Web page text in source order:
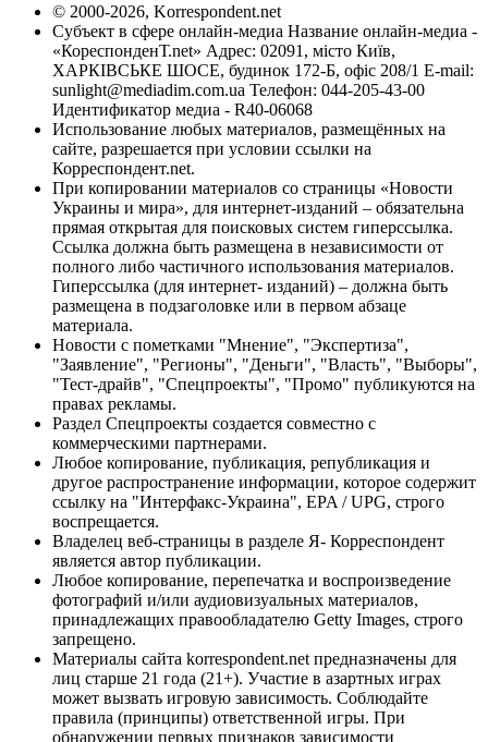
© 2000-2026, Korrespondent.net
Субъект в сфере онлайн-медиа Название онлайн-медиа -
«КореспонденТ.net» Адрес: 02091, місто Київ,
ХАРКІВСЬКЕ ШОСЕ, будинок 172-Б, офіс 208/1 E-mail:
sunlight@mediadim.com.ua Телефон: 044-205-43-00
Идентификатор медиа - R40-06068
Использование любых материалов, размещённых на
сайте, разрешается при условии ссылки на
Корреспондент.net.
При копировании материалов со страницы «Новости
Украины и мира», для интернет-изданий – обязательна
прямая открытая для поисковых систем гиперссылка.
Ссылка должна быть размещена в независимости от
полного либо частичного использования материалов.
Гиперссылка (для интернет- изданий) – должна быть
размещена в подзаголовке или в первом абзаце
материала.
Новости с пометками "Мнение", "Экспертиза",
"Заявление", "Регионы", "Деньги", "Власть", "Выборы",
"Тест-драйв", "Спецпроекты", "Промо" публикуются на
правах рекламы.
Раздел Спецпроекты создается совместно с
коммерческими партнерами.
Любое копирование, публикация, републикация и
другое распространение информации, которое содержит
ссылку на "Интерфакс-Украина", EPA / UPG, строго
воспрещается.
Владелец веб-страницы в разделе Я- Корреспондент
является автор публикации.
Любое копирование, перепечатка и воспроизведение
фотографий и/или аудиовизуальных материалов,
принадлежащих правообладателю Getty Images, строго
запрещено.
Материалы сайта korrespondent.net предназначены для
лиц старше 21 года (21+). Участие в азартных играх
может вызвать игровую зависимость. Соблюдайте
правила (принципы) ответственной игры. При
обнаружении первых признаков зависимости